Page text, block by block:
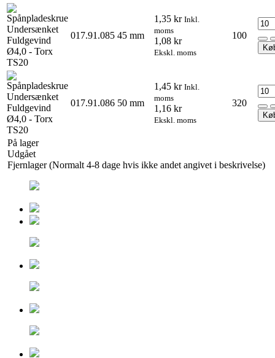
017.91.085 45 mm
1,35 kr Inkl.
moms
1,08 kr
Ekskl. moms
100
017.91.086 50 mm
1,45 kr Inkl.
moms
1,16 kr
Ekskl. moms
320
På lager
Udgået
Fjernlager (Normalt 4-8 dage hvis ikke andet angivet i beskrivelse)